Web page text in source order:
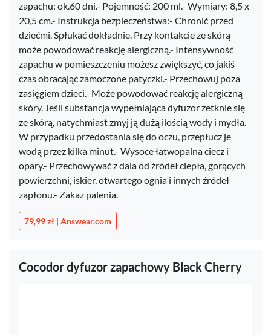
zapachu: ok.60 dni.- Pojemność: 200 ml.- Wymiary: 8,5 x
20,5 cm.- Instrukcja bezpieczeństwa:- Chronić przed
dziećmi. Spłukać dokładnie. Przy kontakcie ze skórą
może powodować reakcję alergiczną.- Intensywność
zapachu w pomieszczeniu możesz zwiększyć, co jakiś
czas obracając zamoczone patyczki.- Przechowuj poza
zasięgiem dzieci.- Może powodować reakcję alergiczną
skóry. Jeśli substancja wypełniająca dyfuzor zetknie się
ze skórą, natychmiast zmyj ją dużą ilością wody i mydła.
W przypadku przedostania się do oczu, przepłucz je
wodą przez kilka minut.- Wysoce łatwopalna ciecz i
opary.- Przechowywać z dala od źródeł ciepła, gorących
powierzchni, iskier, otwartego ognia i innych źródeł
zapłonu.- Zakaz palenia.
79,99 zł | Answear.com
Cocodor dyfuzor zapachowy Black Cherry